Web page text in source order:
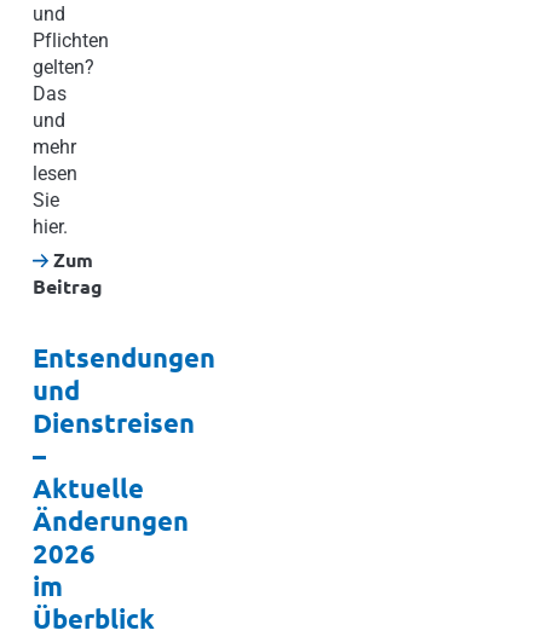
und
Pflichten
gelten?
Das
und
mehr
lesen
Sie
hier.
Zum
Beitrag
Entsendungen
und
Dienstreisen
–
Aktuelle
Änderungen
2026
im
Überblick